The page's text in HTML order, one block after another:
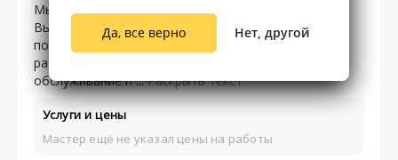
Мы команда профессиональных строителей.
Выполняем любые заказы по демонтажу старых и
постройки новых сооружений. Так же выполняем
работы по слаботочке такие как: монтаж и
обслуживание п ...Раскрыть текст
Услуги и цены
Мастер ещё не указал цены на работы
Да, все верно Нет, другой